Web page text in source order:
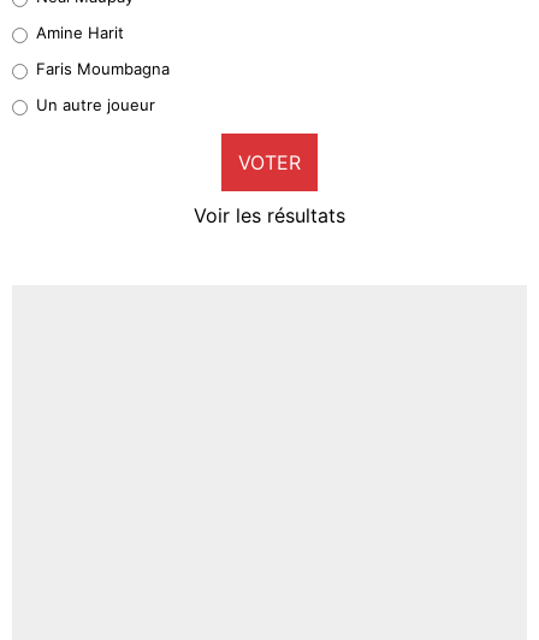
1%
9%
Amine Harit
Faris Moumbagna
Un autre joueur
VOTER
Voir les résultats